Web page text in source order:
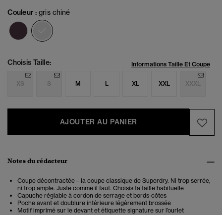
Couleur :gris chiné
Choisis Taille: Informations Taille Et Coupe
XS S M L XL XXL XXXL
AJOUTER AU PANIER
Notes du rédacteur
Coupe décontractée – la coupe classique de Superdry. Ni trop serrée,
ni trop ample. Juste comme il faut. Choisis ta taille habituelle
Capuche réglable à cordon de serrage et bords-côtes
Poche avant et doublure intérieure légèrement brossée
Motif imprimé sur le devant et étiquette signature sur l’ourlet